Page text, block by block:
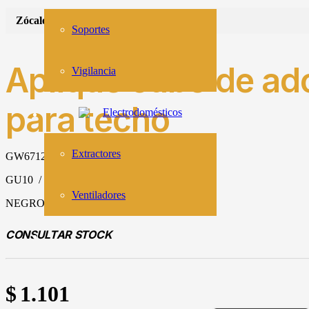
Soportes
Vigilancia
Electrodomésticos
Extractores
Ventiladores
Zócalo:
Aplique cubo de
para techo
GW6712-B
GU10 / IP65
NEGRO
CONSULTAR STOCK
$ 1.101